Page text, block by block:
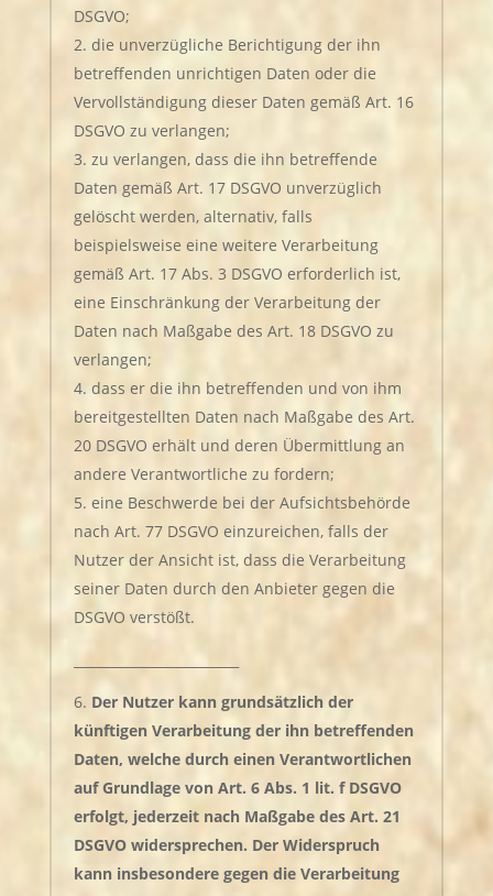
DSGVO;
die unverzügliche Berichtigung der ihn
betreffenden unrichtigen Daten oder die
Vervollständigung dieser Daten gemäß Art. 16
DSGVO zu verlangen;
zu verlangen, dass die ihn betreffende
Daten gemäß Art. 17 DSGVO unverzüglich
gelöscht werden, alternativ, falls
beispielsweise eine weitere Verarbeitung
gemäß Art. 17 Abs. 3 DSGVO erforderlich ist,
eine Einschränkung der Verarbeitung der
Daten nach Maßgabe des Art. 18 DSGVO zu
verlangen;
dass er die ihn betreffenden und von ihm
bereitgestellten Daten nach Maßgabe des Art.
20 DSGVO erhält und deren Übermittlung an
andere Verantwortliche zu fordern;
eine Beschwerde bei der Aufsichtsbehörde
nach Art. 77 DSGVO einzureichen, falls der
Nutzer der Ansicht ist, dass die Verarbeitung
seiner Daten durch den Anbieter gegen die
DSGVO verstößt.
Der Nutzer kann grundsätzlich der
künftigen Verarbeitung der ihn betreffenden
Daten, welche durch einen Verantwortlichen
auf Grundlage von Art. 6 Abs. 1 lit. f DSGVO
erfolgt, jederzeit nach Maßgabe des Art. 21
DSGVO widersprechen. Der Widerspruch
kann insbesondere gegen die Verarbeitung